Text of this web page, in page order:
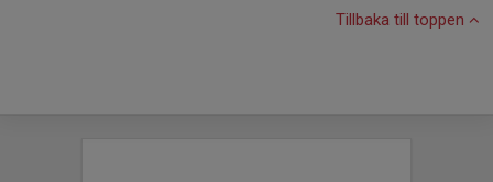
Tillbaka till toppen